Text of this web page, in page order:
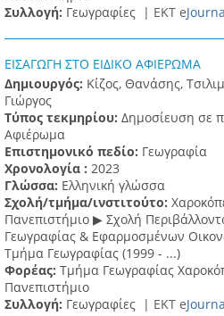
Συλλογή: Γεωγραφίες | ΕΚΤ e
ΕΙΣΑΓΩΓΗ ΣΤΟ ΕΙΔΙΚΟ ΑΦΙΕΡΩΜΑ
Δημιουργός: Κίζος, Θανάσης,
Γιώργος
Τύπος τεκμηρίου: Δημοσίευση σε
Αφιέρωμα
Επιστημονικό πεδίο: Γεωγραφία
Χρονολογία : 2023
Γλώσσα: Ελληνική γλώσσα
Σχολή/τμήμα/ινστιτούτο:
Πανεπιστήμιο ▶ Σχολή
Γεωγραφίας & Εφαρμοσμένων
Τμήμα Γεωγραφίας (1999 - ...)
Φορέας: Τμήμα Γεωγραφίας
Πανεπιστήμιο
Συλλογή: Γεωγραφίες | ΕΚΤ e